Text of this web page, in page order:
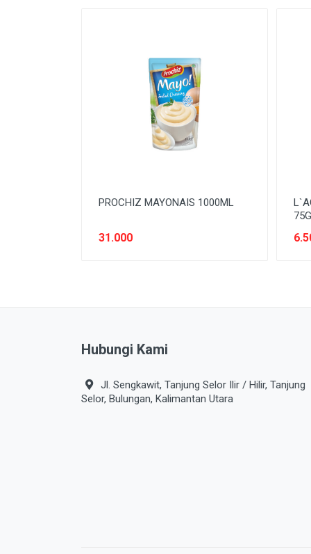
PROCHIZ MAYONAIS 1000ML
31.000
Hubungi Kami
Jl. Sengkawit, Tanjung Selor Ilir / Hilir, Tanjung
Selor, Bulungan, Kalimantan Utara